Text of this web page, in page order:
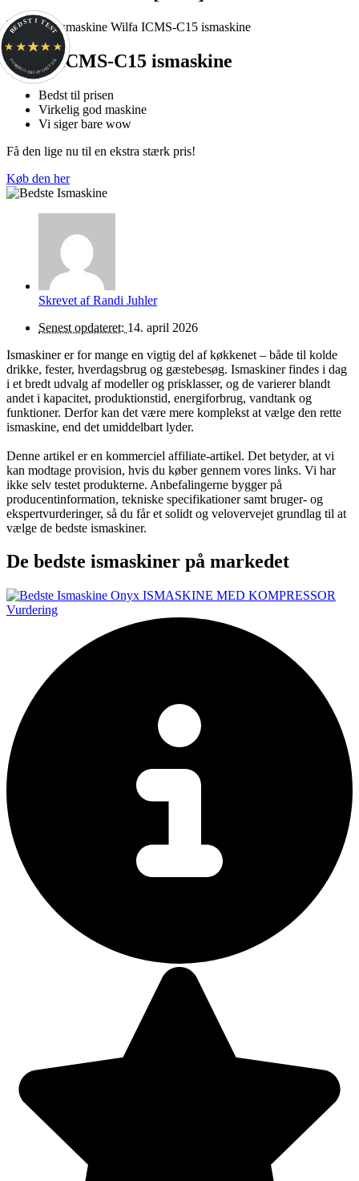
BEDST I TEST
FORBRUGERFAVORIT.DK
Wilfa ICMS-C15 ismaskine
Bedst til prisen
Virkelig god maskine
Vi siger bare wow
Få den lige nu til en ekstra stærk pris!
Køb den her
Skrevet afRandi Juhler
Senest opdateret: 14. april 2026
Ismaskiner er for mange en vigtig del af køkkenet – både til kolde
drikke, fester, hverdagsbrug og gæstebesøg. Ismaskiner findes i dag
i et bredt udvalg af modeller og prisklasser, og de varierer blandt
andet i kapacitet, produktionstid, energiforbrug, vandtank og
funktioner. Derfor kan det være mere komplekst at vælge den rette
ismaskine, end det umiddelbart lyder.
Denne artikel er en kommerciel affiliate-artikel. Det betyder, at vi
kan modtage provision, hvis du køber gennem vores links. Vi har
ikke selv testet produkterne. Anbefalingerne bygger på
producentinformation, tekniske specifikationer samt bruger- og
ekspertvurderinger, så du får et solidt og velovervejet grundlag til at
vælge de bedste ismaskiner.
De bedste ismaskiner på markedet
Vurdering